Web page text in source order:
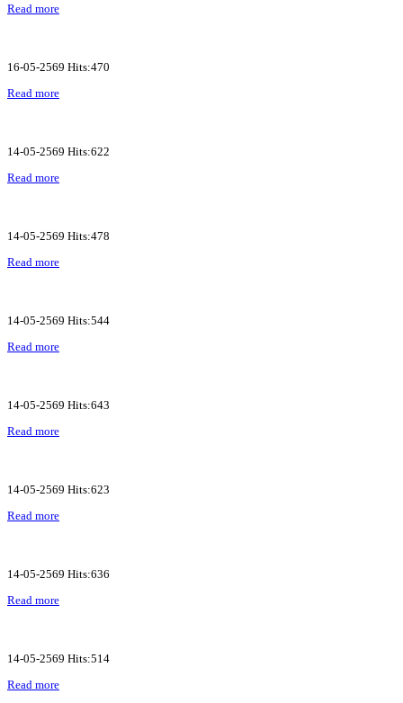
Read more
16-05-2569 Hits:470
Read more
14-05-2569 Hits:622
Read more
14-05-2569 Hits:478
Read more
14-05-2569 Hits:544
Read more
14-05-2569 Hits:643
Read more
14-05-2569 Hits:623
Read more
14-05-2569 Hits:636
Read more
14-05-2569 Hits:514
Read more